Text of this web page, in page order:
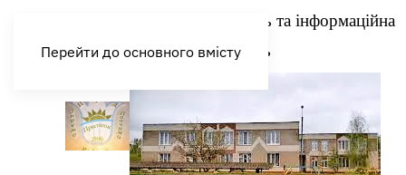
Перейти до основного вмісту
Прозорість та інформаційна
відкритість